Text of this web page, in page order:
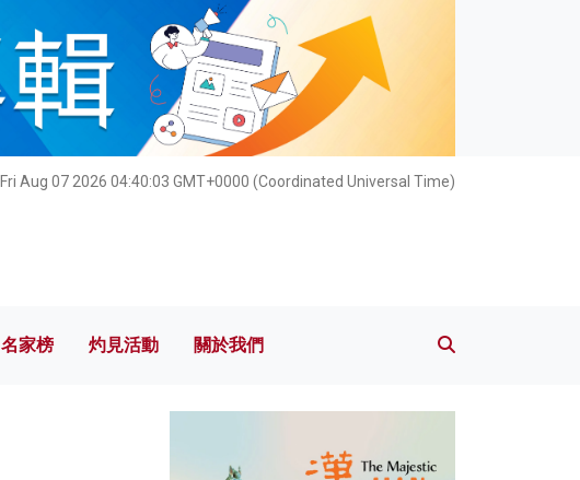
Fri Aug 07 2026 04:40:04 GMT+0000 (Coordinated Universal Time)
名家榜 灼見活動 關於我們
名家榜 灼見活動 關於我們